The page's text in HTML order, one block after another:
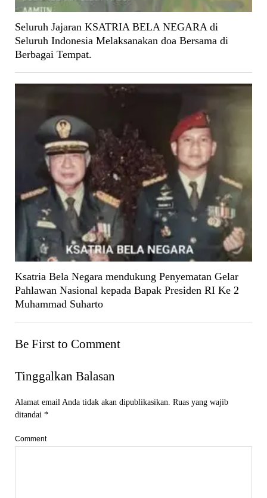
Seluruh Jajaran KSATRIA BELA NEGARA di
Seluruh Indonesia Melaksanakan doa Bersama di
Berbagai Tempat.
Ksatria Bela Negara mendukung Penyematan Gelar
Pahlawan Nasional kepada Bapak Presiden RI Ke 2
Muhammad Suharto
Be First to Comment
Tinggalkan Balasan
Alamat email Anda tidak akan dipublikasikan. Ruas yang wajib
ditandai *
Comment